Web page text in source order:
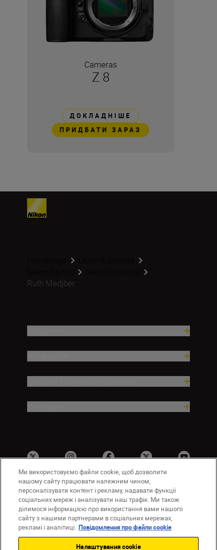
Cameras
Z 8
ДОКЛАДНІШЕ
ПРИДБАТИ ЗАРАЗ
Ruth Medjber
UA Сайти Nikon
Зв’язатися з нами
Політика конфіденційності
Умови використання
Повідомлення про файли cookie
Ми використовуємо файли cookie, щоб дозволити
нашому сайту працювати належним чином,
персоналізувати контент і рекламу, надавати функції
соціальних мереж і аналізувати наш трафік. Ми також
ділимося інформацією про використання вами нашого
сайту з нашими партнерами в соціальних мережах,
рекламі і аналітиці. Повідомлення про файли cookie
Налаштування cookie